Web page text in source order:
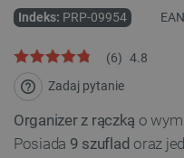
Indeks: PRP-09954
4.8
(6)
Zadaj pytanie
Organizerz rączką o
Posiada 9 szuflad oraz